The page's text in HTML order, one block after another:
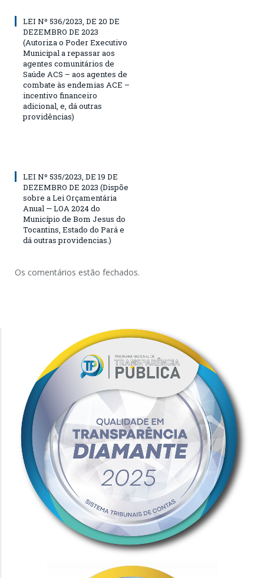
LEI Nº 536/2023, DE 20 DE
DEZEMBRO DE 2023
(Autoriza o Poder Executivo
Municipal a repassar aos
agentes comunitários de
Saúde ACS – aos agentes de
combate às endemias ACE –
incentivo financeiro
adicional, e, dá outras
providências)
LEI Nº 535/2023, DE 19 DE
DEZEMBRO DE 2023 (Dispõe
sobre a Lei Orçamentária
Anual — LOA 2024 do
Município de Bom Jesus do
Tocantins, Estado do Pará e
dá outras providencias.)
Os comentários estão fechados.